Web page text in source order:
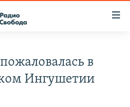
в
Ингушетии